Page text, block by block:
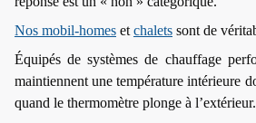
Nos mobil-homes et chalets sont de
Équipés de systèmes de chauffage
maintiennent une température intérieure
quand le thermomètre plonge à l’extérieur.